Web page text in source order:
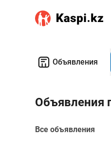
Объявления
Объявления
Все объявления